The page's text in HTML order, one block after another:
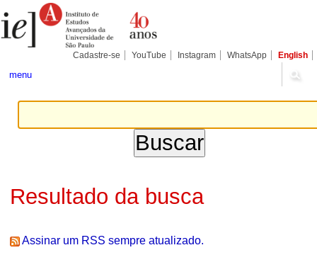
para
conteúdo.
Pessoais
Cadastre-se YouTube Instagram WhatsApp English
menu
Resultado da busca
Assinar um RSS sempre atualizado.